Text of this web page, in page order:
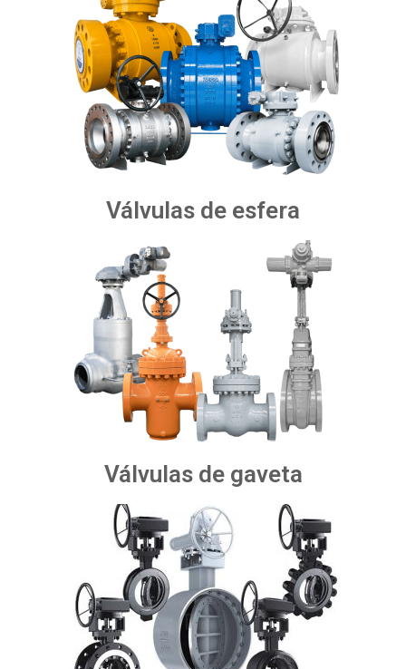
Válvulas de esfera
Válvulas de gaveta